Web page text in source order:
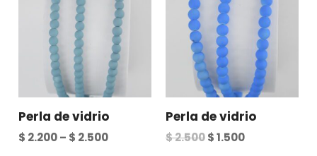
Perla de vidrio
$ 2.200– $ 2.500
Perla de vidrio
$2.500
$ 2.500.
$1.500
$ 1.500.